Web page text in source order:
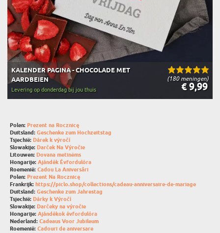
(180 meningen)
KALENDER PAGINA - CHOCOLADE MET
AARDBEIEN
€ 9,99
Levering op donderdag bij jou thuis
Polen: Prezent na Rocznicę
Duitsland: Geschenke zum Hochzeitstag
Tsjechië: Dárek k výročí
Slowakije: Darček Na Výročie
Litouwen: Dovana metinėms
Hongarije: Ajándék Évfordulóra
Roemenië: Cadou La Aniversări
Polen: Prezent Na Rocznicę
Frankrijk: https://piclo.shop/collections/cadeau-anniversaire-de-mariage
Duitsland: Geschenke zum Jahrestag
Tsjechië: Dárky k Výročí
Slowakije: Darčeky na výročie
Hongarije: Ajándékok évfordulóra
Nederland: Cadeaus Voor Jubileum
Roemenië: Cadouri de aniversare